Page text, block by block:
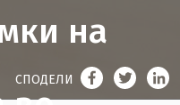
на
СПОДЕЛИ